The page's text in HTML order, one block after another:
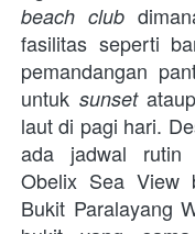
beach club
fasilitas seperti
pemandangan
untuk sunset
laut di pagi hari.
ada jadwal rutin
Obelix Sea View
Bukit Paralayang